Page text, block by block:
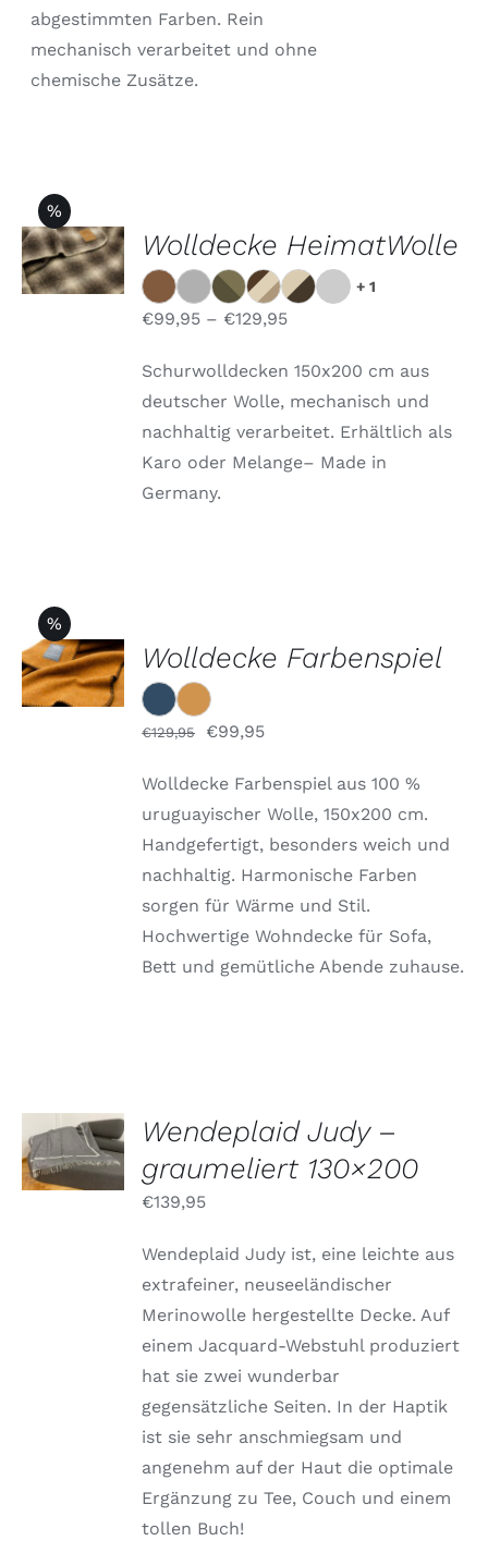
GEWÄHLT
WERDEN
abgestimmten Farben. Rein
mechanisch verarbeitet und ohne
chemische Zusätze.
%
OPTIONEN
WÄHLEN
DIESES
PRODUKT
PRODUKTSEITE
/
DETAILS
Wolldecke HeimatWolle
+ 1
€99,95 – €129,95
Schurwolldecken 150x200 cm aus
deutscher Wolle, mechanisch und
nachhaltig verarbeitet. Erhältlich als
Karo oder Melange– Made in
Germany.
%
OPTIONEN
WÄHLEN
DIESES
PRODUKT
PRODUKTSEITE
/
DETAILS
Wolldecke Farbenspiel
€129,95
Ursprünglicher
war:
€129,95
€99,95Aktueller
ist:
€99,95.
Wolldecke Farbenspiel aus 100 %
uruguayischer Wolle, 150x200 cm.
Handgefertigt, besonders weich und
nachhaltig. Harmonische Farben
sorgen für Wärme und Stil.
Hochwertige Wohndecke für Sofa,
Bett und gemütliche Abende zuhause.
OPTIONEN
WÄHLEN
/
DETAILS
Wendeplaid Judy –
graumeliert 130×200
€139,95
Wendeplaid Judy ist, eine leichte aus
extrafeiner, neuseeländischer
Merinowolle hergestellte Decke. Auf
einem Jacquard-Webstuhl produziert
hat sie zwei wunderbar
gegensätzliche Seiten. In der Haptik
ist sie sehr anschmiegsam und
angenehm auf der Haut die optimale
Ergänzung zu Tee, Couch und einem
tollen Buch!